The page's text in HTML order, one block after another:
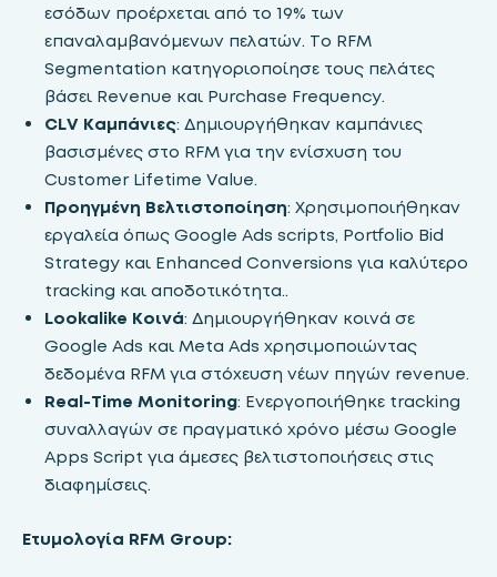
εσόδων προέρχεται από το 19% των
επαναλαμβανόμενων πελατών. Το RFM
Segmentation κατηγοριοποίησε τους πελάτες
βάσει Revenue και Purchase Frequency.
CLV Καμπάνιες: Δημιουργήθηκαν καμπάνιες
βασισμένες στο RFM για την ενίσχυση του
Customer Lifetime Value.
Προηγμένη Βελτιστοποίηση: Χρησιμοποιήθηκαν
εργαλεία όπως Google Ads scripts, Portfolio Bid
Strategy και Enhanced Conversions για καλύτερο
tracking και αποδοτικότητα..
Lookalike Κοινά: Δημιουργήθηκαν κοινά σε
Google Ads και Meta Ads χρησιμοποιώντας
δεδομένα RFM για στόχευση νέων πηγών revenue.
Real-Time Monitoring: Ενεργοποιήθηκε tracking
συναλλαγών σε πραγματικό χρόνο μέσω Google
Apps Script για άμεσες βελτιστοποιήσεις στις
διαφημίσεις.
Ετυμολογία RFM Group: